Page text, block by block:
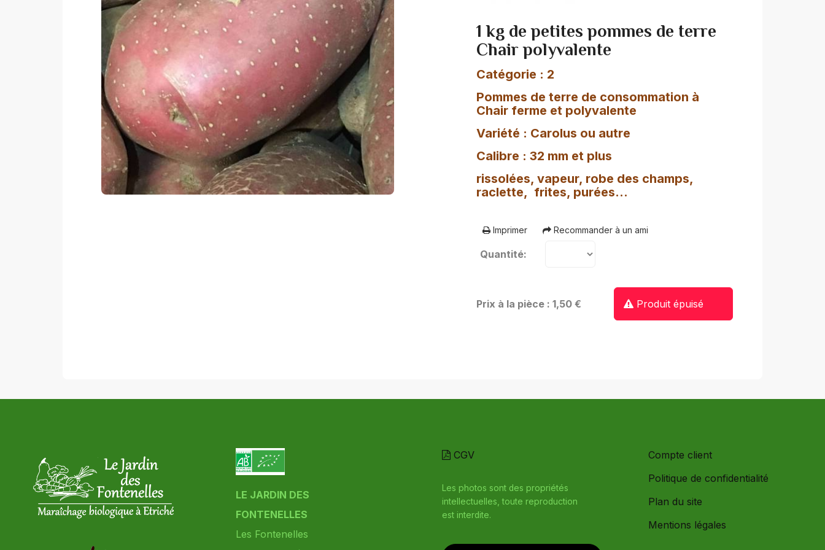
1 kg de petites pommes de terre
Chair polyvalente
Catégorie : 2
Pommes de terre de consommation à
Chair ferme et polyvalente
Variété : Carolus ou autre
Calibre : 32 mm et plus
rissolées, vapeur, robe des champs,
raclette, frites, purées...
Imprimer Recommander à un ami
Quantité:
Prix à la pièce : 1,50 € Produit épuisé
LE JARDIN DES
FONTENELLES
Les Fontenelles
CGV
Les photos sont des propriétés
intellectuelles, toute reproduction
est interdite.
Compte client
Politique de confidentialité
Plan du site
Mentions légales